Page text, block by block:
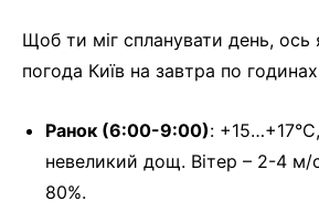
Щоб ти міг спланувати день, ось
погода Київ на завтра по
Ранок (6:00-9:00):
невеликий дощ. Вітер – 2-4 м/
80%.